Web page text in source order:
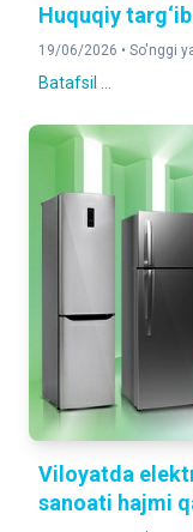
Huquqiy
19/06/2026 • So'nggi
Batafsil ...
Viloyatda
sanoati hajmi